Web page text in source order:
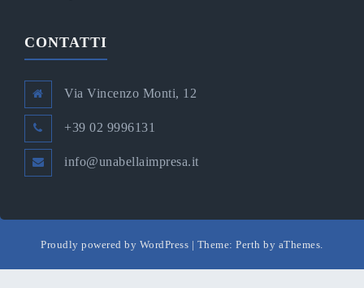
CONTATTI
Via Vincenzo Monti, 12
+39 02 9996131
info@unabellaimpresa.it
Proudly powered by WordPress | Theme:Perth by aThemes.